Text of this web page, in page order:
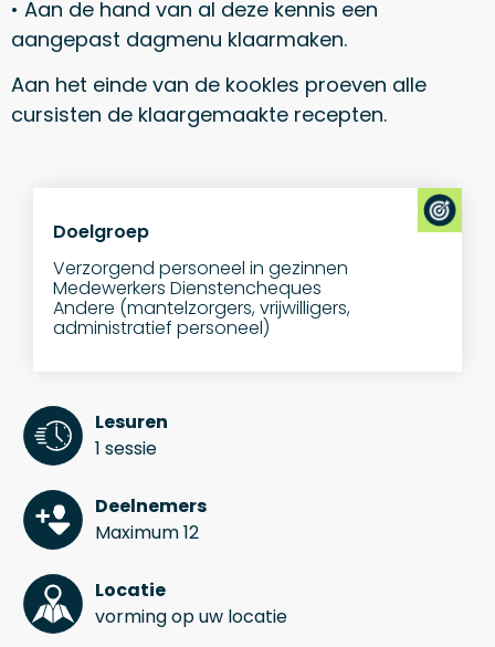
• Aan de hand van al deze kennis een
aangepast dagmenu klaarmaken.
Aan het einde van de kookles proeven alle
cursisten de klaargemaakte recepten.
Doelgroep
Verzorgend personeel in gezinnen
Medewerkers Dienstencheques
Andere (mantelzorgers, vrijwilligers,
administratief personeel)
Lesuren
1 sessie
Deelnemers
Maximum 12
Locatie
vorming op uw locatie